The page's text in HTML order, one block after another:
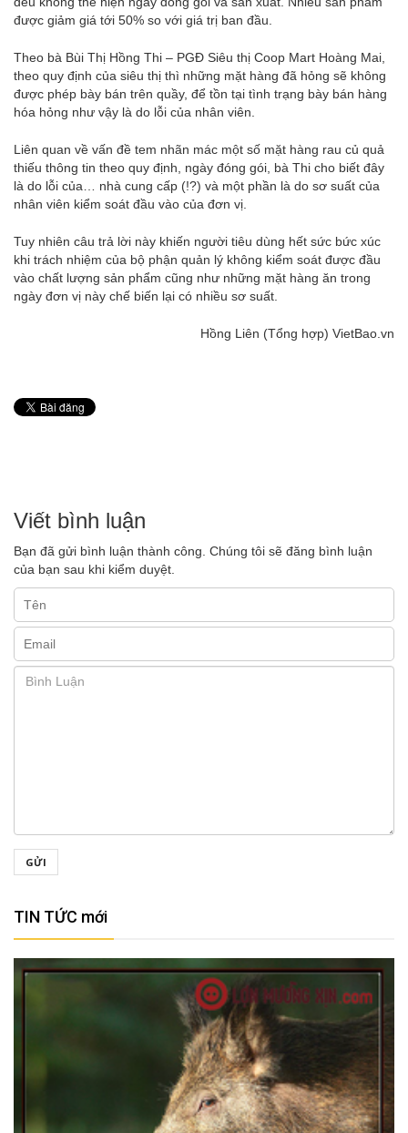
được giảm giá tới 50% so với giá trị ban đầu.
Theo bà Bùi Thị Hồng Thi – PGĐ Siêu thị Coop Mart Hoàng Mai,
theo quy định của siêu thị thì những mặt hàng đã hỏng sẽ không
được phép bày bán trên quầy, để tồn tại tình trạng bày bán hàng
hóa hỏng như vậy là do lỗi của nhân viên.
Liên quan về vấn đề tem nhãn mác một số mặt hàng rau củ quả
thiếu thông tin theo quy định, ngày đóng gói, bà Thi cho biết đây
là do lỗi của… nhà cung cấp (!?) và một phần là do sơ suất của
nhân viên kiểm soát đầu vào của đơn vị.
Tuy nhiên câu trả lời này khiến người tiêu dùng hết sức bức xúc
khi trách nhiệm của bộ phận quản lý không kiểm soát được đầu
vào chất lượng sản phẩm cũng như những mặt hàng ăn trong
ngày đơn vị này chế biến lại có nhiều sơ suất.
Hồng Liên (Tổng hợp) VietBao.vn
Viết bình luận
Bạn đã gửi bình luận thành công. Chúng tôi sẽ đăng bình luận
của bạn sau khi kiểm duyệt.
GỬI
TIN TỨC mới